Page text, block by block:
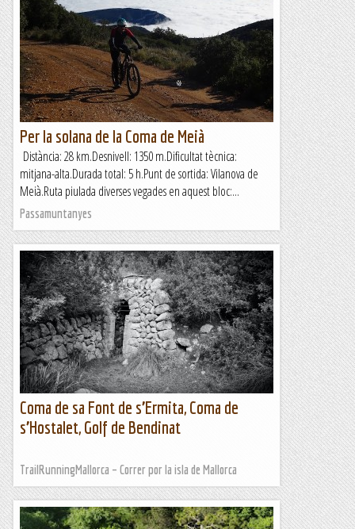
Per la solana de la Coma de Meià
Distància: 28 km.Desnivell: 1350 m.Dificultat tècnica:
mitjana-alta.Durada total: 5 h.Punt de sortida: Vilanova de
Meià.Ruta piulada diverses vegades en aquest bloc:...
Passamuntanyes
Coma de sa Font de s’Ermita, Coma de
s’Hostalet, Golf de Bendinat
TrailRunningMallorca – Correr por la isla de Mallorca